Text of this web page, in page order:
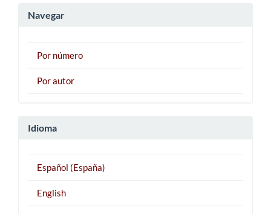
Navegar
Por número
Por autor
Idioma
Español (España)
English